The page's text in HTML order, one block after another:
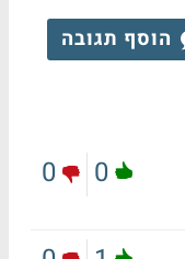
הוסף תגובה
0
0